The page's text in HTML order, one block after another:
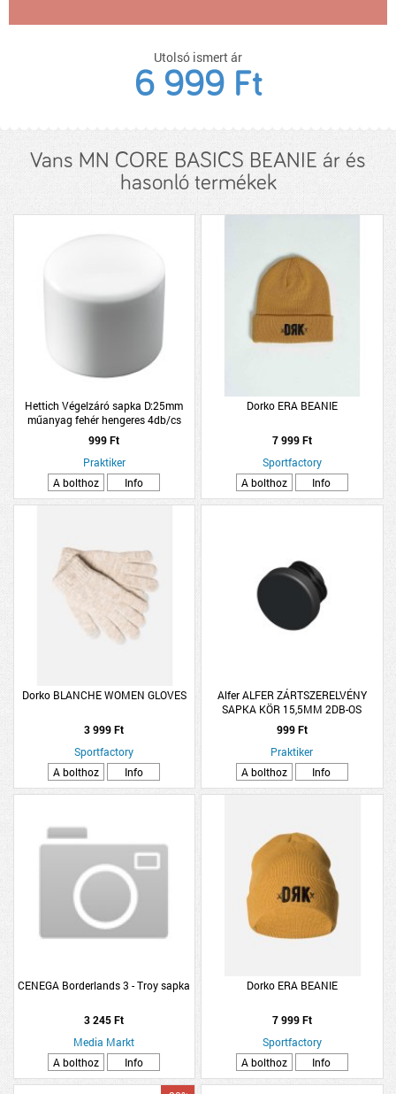
Utolsó ismert ár
6 999 Ft
Vans MN CORE BASICS BEANIE ár és
hasonló termékek
Hettich Végelzáró sapka D:25mm
műanyag fehér hengeres 4db/cs
999 Ft
Praktiker
A bolthoz
Info
Dorko ERA BEANIE
7 999 Ft
Sportfactory
A bolthoz
Info
Dorko BLANCHE WOMEN GLOVES
3 999 Ft
Sportfactory
A bolthoz
Info
Alfer ALFER ZÁRTSZERELVÉNY
SAPKA KÖR 15,5MM 2DB-OS
MŰANYAG
999 Ft
Praktiker
A bolthoz
Info
CENEGA Borderlands 3 - Troy sapka
3 245 Ft
Media Markt
A bolthoz
Info
Dorko ERA BEANIE
7 999 Ft
Sportfactory
A bolthoz
Info